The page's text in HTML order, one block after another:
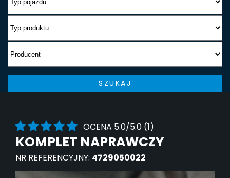
SZUKAJ
OCENA 5.0/5.0 (1)
KOMPLET NAPRAWCZY
NR REFERENCYJNY: 4729050022